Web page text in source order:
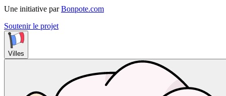
Une initiative par Bonpote.com
Soutenir le projet
Villes